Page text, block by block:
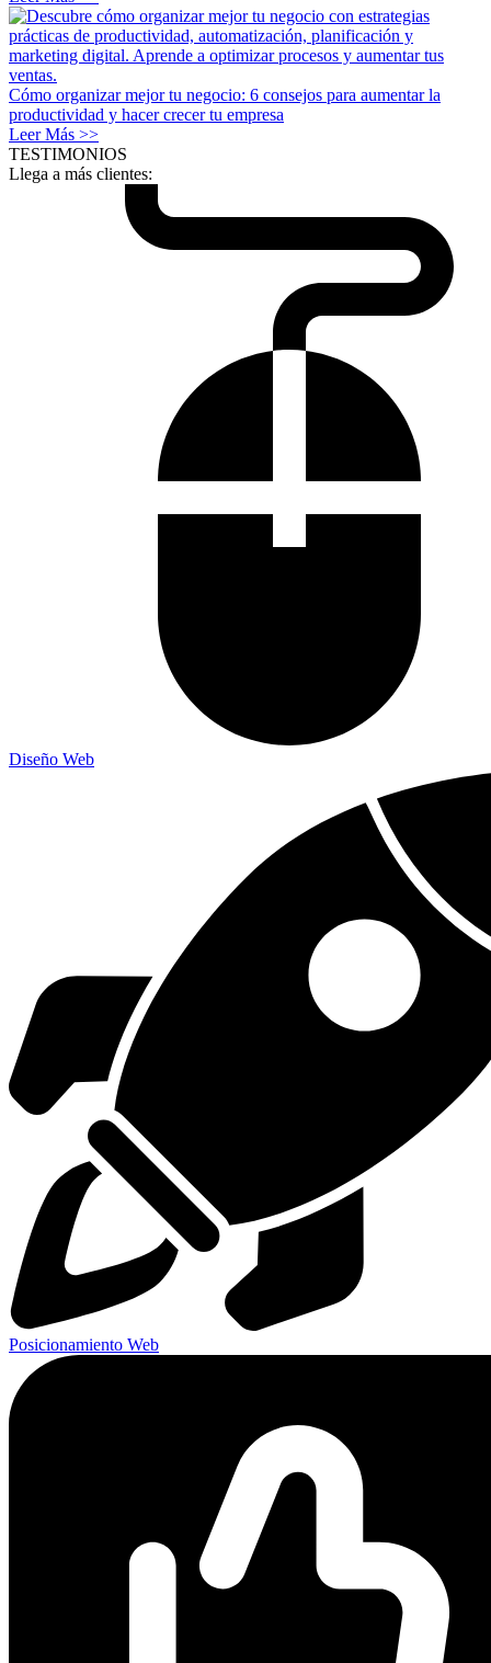
Cómo organizar mejor tu negocio: 6 consejos para aumentar la
productividad y hacer crecer tu empresa
Leer Más >>
TESTIMONIOS
Llega a más clientes:
Diseño Web
Posicionamiento Web